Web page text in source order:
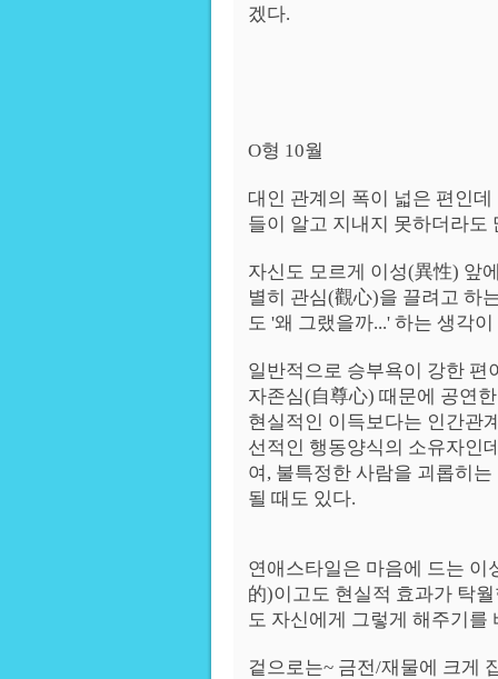
겠다.
O형 10월
대인 관계의 폭이 넓은 편인
들이 알고 지내지 못하더라도
자신도 모르게 이성(異性) 앞
별히 관심(觀心)을 끌려고 하
도 '왜 그랬을까...' 하는 생각
일반적으로 승부욕이 강한 편
자존심(自尊心) 때문에 공연
현실적인 이득보다는 인간관
선적인 행동양식의 소유자인
여, 불특정한 사람을 괴롭히
될 때도 있다.
연애스타일은 마음에 드는
的)이고도 현실적 효과가 탁
도 자신에게 그렇게 해주기를
겉으로는~ 금전/재물에 크게